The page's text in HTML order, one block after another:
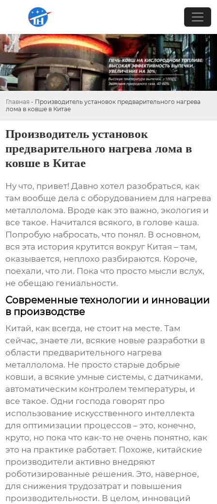
Главная - Производитель установок предварительного нагрева
лома в ковше в Китае
Производитель установок
предварительного нагрева лома в
ковше в Китае
Ну что, привет! Давно хотел разобраться, как
там вообще дела с оборудованием для нагрева
металлолома. Вроде как это важно, экология и
все такое. Начитался всякого, в голове каша.
Попробую набросать, что понял. В основном,
вся эта история крутится вокруг Китая – там,
оказывается, неплохо разбираются. Короче,
поехали, что ли. Пока что просто мысли вслух,
не обещаю гениальности.
Современные технологии и инновации
в производстве
Китай, как всегда, не стоит на месте. Там
сейчас, знаете ли, всякие новые разработки в
области предварительного нагрева
металлолома. Не просто старые добрые
ковши, а всякие умные системы, с датчиками,
автоматическим контролем температуры, и
все такое. Одни господа говорят про
использование искусственного интеллекта
для оптимизации процессов – это, конечно,
круто, но пока что как-то не очень понятно, как
это на практике работает. Похоже, китайские
производители активно внедряют
роботизированные решения. Это, наверное,
для снижения трудозатрат и повышения
производительности. В целом, инноваций